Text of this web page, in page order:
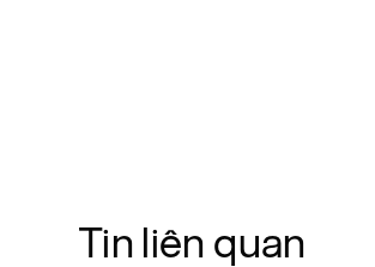
Tin liên quan